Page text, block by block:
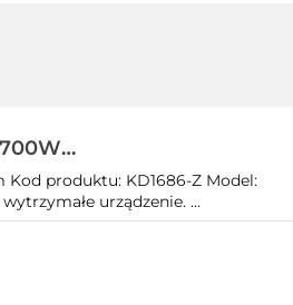
Kod produktu: KD1686-Z Model:
urządzenie. ...